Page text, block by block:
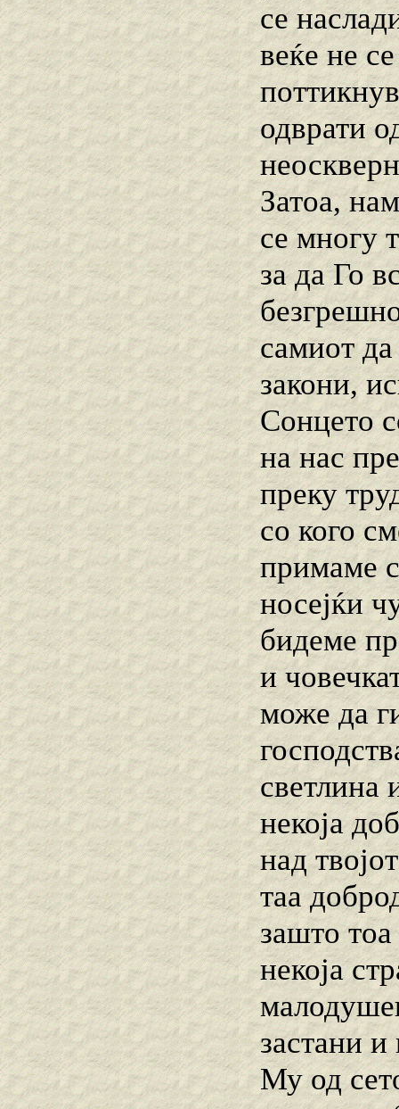
се
веќе не
одврати
Затоа,
се многу
за да Го
самиот
закони,
Сонцето
на нас
преку
со кого
примаме
носејќи
бидеме
и
може да
светлина
некоја
над
таа
зашто
некоја
застани
Му од